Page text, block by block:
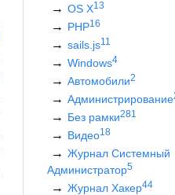
OS X13
PHP16
sails.js11
Windows4
Автомобили2
Администрирование
Без рамки281
Видео18
Журнал Системный
Администратор5
Журнал Хакер44